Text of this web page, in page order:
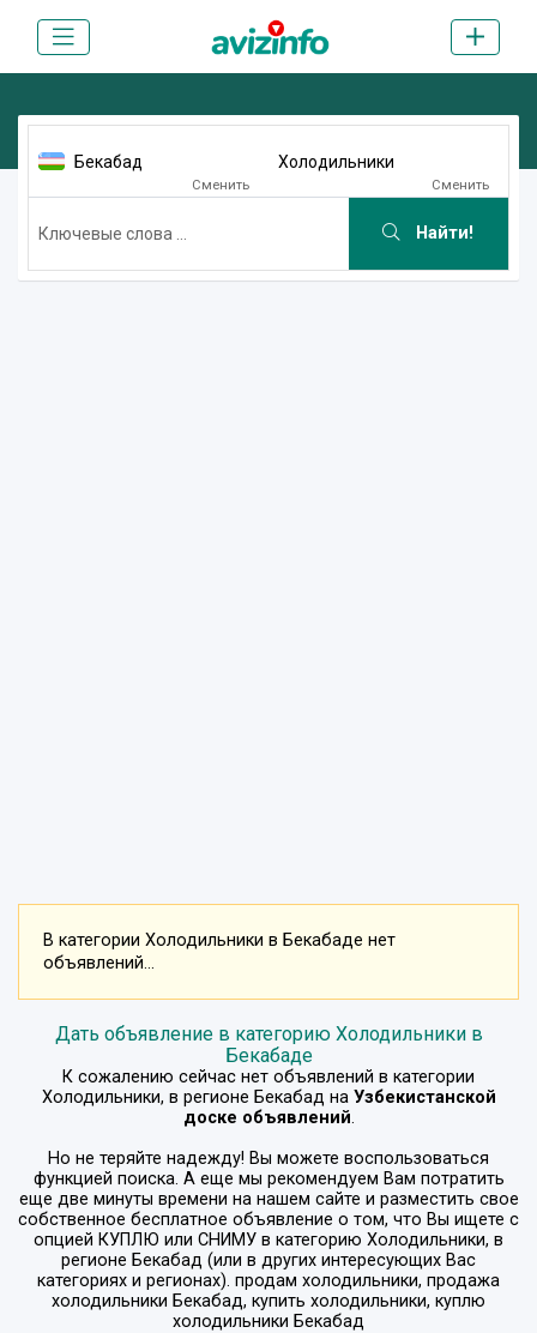
Бекабад
Сменить
Холодильники
Сменить
Найти!
В категории Холодильники в Бекабаде нет
объявлений...
Дать объявление в категорию Холодильники в
Бекабаде
К сожалению сейчас нет объявлений в категории
Холодильники, в регионе Бекабад на Узбекистанской
доске объявлений.
Но не теряйте надежду! Вы можете воспользоваться
функцией поиска. А еще мы рекомендуем Вам потратить
еще две минуты времени на нашем сайте и разместить свое
собственное бесплатное объявление о том, что Вы ищете с
опцией КУПЛЮ или СНИМУ в категорию Холодильники, в
регионе Бекабад (или в других интересующих Вас
категориях и регионах). продам холодильники, продажа
холодильники Бекабад, купить холодильники, куплю
холодильники Бекабад